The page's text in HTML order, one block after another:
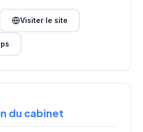
Visiter le site
du cabinet